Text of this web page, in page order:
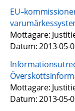
Mottagare:
Datum: 2013-05-
Mottagare:
Datum: 2013-05-